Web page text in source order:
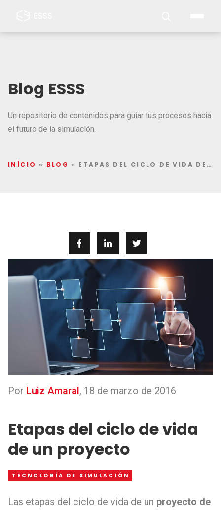
Blog ESSS
Un repositorio de contenidos para guiar tus procesos hacia
el futuro de la simulación.
INÍCIO » BLOG » ETAPAS DEL CICLO DE VIDA DE UN PROYECTO
Por Luiz Amaral, 18 de marzo de 2016
Etapas del ciclo de vida
de un proyecto
TECNOLOGÍA DE SIMULACIÓN
Las etapas del ciclo de vida de un proyecto de